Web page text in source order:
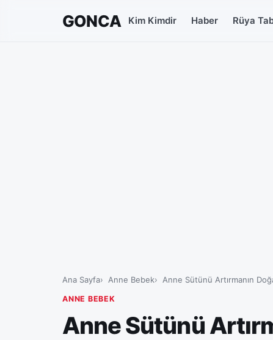
GONCA Kim Kimdir Haber Rüya
Ana Sayfa Anne Bebek Anne Sütünü Artırmanın
ANNE BEBEK
Anne Sütünü